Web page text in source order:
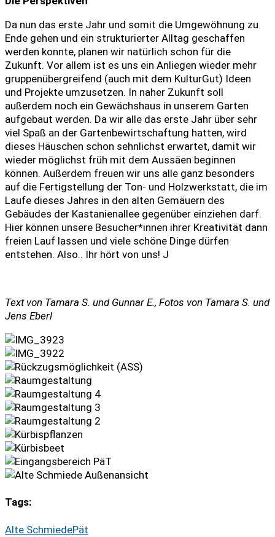
Da nun das erste Jahr und somit die Umgewöhnung zu
Ende gehen und ein strukturierter Alltag geschaffen
werden konnte, planen wir natürlich schon für die
Zukunft. Vor allem ist es uns ein Anliegen wieder mehr
gruppenübergreifend (auch mit dem KulturGut) Ideen
und Projekte umzusetzen. In naher Zukunft soll
außerdem noch ein Gewächshaus in unserem Garten
aufgebaut werden. Da wir alle das erste Jahr über sehr
viel Spaß an der Gartenbewirtschaftung hatten, wird
dieses Häuschen schon sehnlichst erwartet, damit wir
wieder möglichst früh mit dem Aussäen beginnen
können. Außerdem freuen wir uns alle ganz besonders
auf die Fertigstellung der Ton- und Holzwerkstatt, die im
Laufe dieses Jahres in den alten Gemäuern des
Gebäudes der Kastanienallee gegenüber einziehen darf.
Hier können unsere Besucher*innen ihrer Kreativität dann
freien Lauf lassen und viele schöne Dinge dürfen
entstehen. Also.. Ihr hört von uns! J
Text von Tamara S. und Gunnar E., Fotos von Tamara S. und
Jens Eberl
Tags:
Alte SchmiedePät